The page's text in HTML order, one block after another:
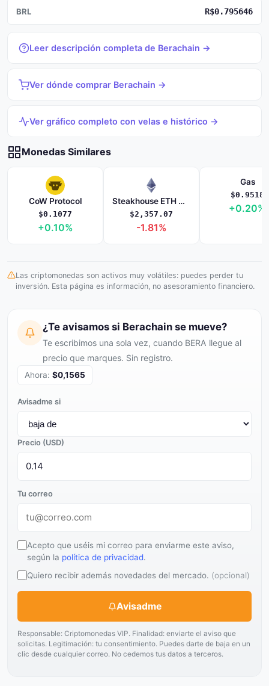
BRL R$0.795646
Leer descripción completa de Berachain →
Ver dónde comprar Berachain →
Ver gráfico completo con velas e histórico →
Monedas Similares
CoW Protocol
$0.1077
+0.10%
Steakhouse ETH Morpho Vault
$2,357.07
-1.81%
Gas
$0.9518
+0.20%
Las criptomonedas son activos muy volátiles: puedes perder tu
inversión. Esta página es información, no asesoramiento financiero.
¿Te avisamos si Berachain se mueve?
Te escribimos una sola vez, cuando BERA llegue al
precio que marques. Sin registro.
Ahora: $0,1565
Avisadme si
Precio (USD)
Tu correo
Acepto que uséis mi correo para enviarme este aviso,
según la política de privacidad.
Quiero recibir además novedades del mercado. (opcional)
Avisadme
Responsable: Criptomonedas VIP. Finalidad: enviarte el aviso que
solicitas. Legitimación: tu consentimiento. Puedes darte de baja en un
clic desde cualquier correo. No cedemos tus datos a terceros.